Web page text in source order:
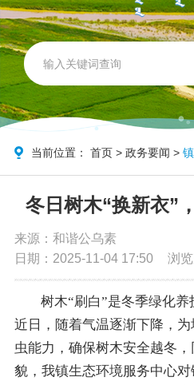
网站首页
北方海南
政务要闻
党务公开
政务公开
政务服务
互动交流
当前位置：首页 >政务要闻 >
冬日树木“换新衣”
来源：和谐公乌素
日期：2025-11-04 17:50
浏览
树木“刷白”是冬季绿化养
近日，随着气温逐渐下降，
虫能力，确保树木安全越冬
貌，我镇生态环境服务中心